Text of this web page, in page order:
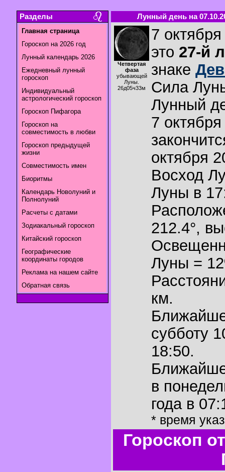
Разделы
Главная страница
Гороскоп на 2026 год
Лунный календарь 2026
Ежедневный лунный
гороскоп
Индивидуальный
астрологический гороскоп
Гороскоп Пифагора
Гороскоп на
совместимость в любви
Гороскоп предыдущей
жизни
Совместимость имен
Биоритмы
Календарь Новолуний и
Полнолуний
Расчеты с датами
Зодиакальный гороскоп
Китайский гороскоп
Географические
координаты городов
Реклама на нашем сайте
Обратная связь
Лунный день на
Четвертая
фаза
убывающей
Луны.
26д05ч33м
7
это 27-й
знаке
Сила
Лунный
7
октября
Восход
Луны в
212.4°,
Луны =
км.
субботу
18:50.
в
года в
* время
Гороскоп